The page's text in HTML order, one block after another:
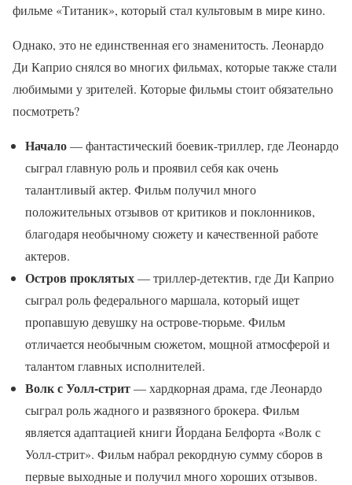
фильме «Титаник», который стал культовым в мире кино.
Однако, это не единственная его знаменитость. Леонардо
Ди Каприо снялся во многих фильмах, которые также стали
любимыми у зрителей. Которые фильмы стоит обязательно
посмотреть?
Начало— фантастический боевик-триллер, где Леонардо
сыграл главную роль и проявил себя как очень
талантливый актер. Фильм получил много
положительных отзывов от критиков и поклонников,
благодаря необычному сюжету и качественной работе
актеров.
Остров проклятых— триллер-детектив, где Ди Каприо
сыграл роль федерального маршала, который ищет
пропавшую девушку на острове-тюрьме. Фильм
отличается необычным сюжетом, мощной атмосферой и
талантом главных исполнителей.
Волк с Уолл-стрит— хардкорная драма, где Леонардо
сыграл роль жадного и развязного брокера. Фильм
является адаптацией книги Йордана Белфорта «Волк с
Уолл-стрит». Фильм набрал рекордную сумму сборов в
первые выходные и получил много хороших отзывов.